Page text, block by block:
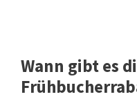
Wann gibt es